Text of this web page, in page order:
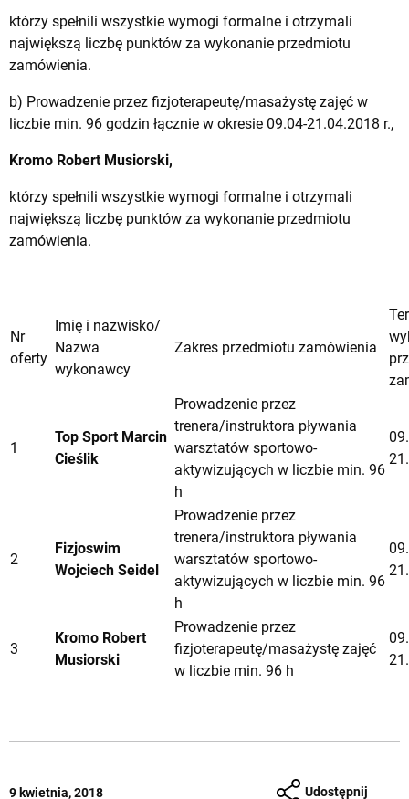
którzy spełnili wszystkie wymogi formalne i otrzymali
największą liczbę punktów za wykonanie przedmiotu
zamówienia.
b) Prowadzenie przez fizjoterapeutę/masażystę zajęć w
liczbie min. 96 godzin łącznie w okresie 09.04-21.04.2018 r.,
Kromo Robert Musiorski,
którzy spełnili wszystkie wymogi formalne i otrzymali
największą liczbę punktów za wykonanie przedmiotu
zamówienia.
Nr
oferty
Imię i nazwisko/
Nazwa
wykonawcy
Zakres przedmiotu zamówienia
1
Top Sport Marcin
Cieślik
Prowadzenie przez
trenera/instruktora pływania
warsztatów sportowo-
aktywizujących w liczbie min. 96
h
2
Fizjoswim
Wojciech Seidel
Prowadzenie przez
trenera/instruktora pływania
warsztatów sportowo-
aktywizujących w liczbie min. 96
h
3
Kromo Robert
Musiorski
Prowadzenie przez
fizjoterapeutę/masażystę zajęć
w liczbie min. 96 h
9 kwietnia, 2018 Udostępnij